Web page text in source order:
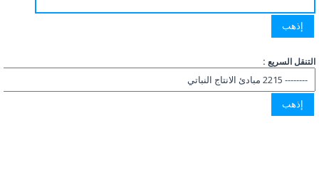
التنقل السريع :